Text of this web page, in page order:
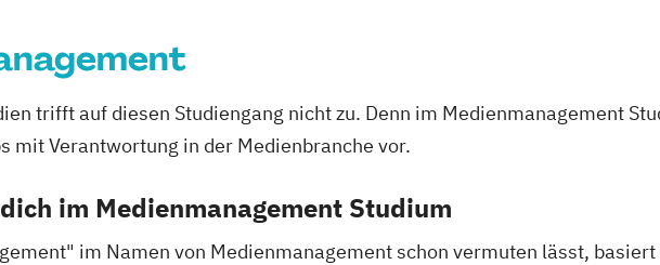
trifft auf diesen Studiengang nicht zu. Denn im Medienmanagement
mit Verantwortung in der Medienbranche vor.
im Medienmanagement Studium
im Namen von Medienmanagement schon vermuten lässt,